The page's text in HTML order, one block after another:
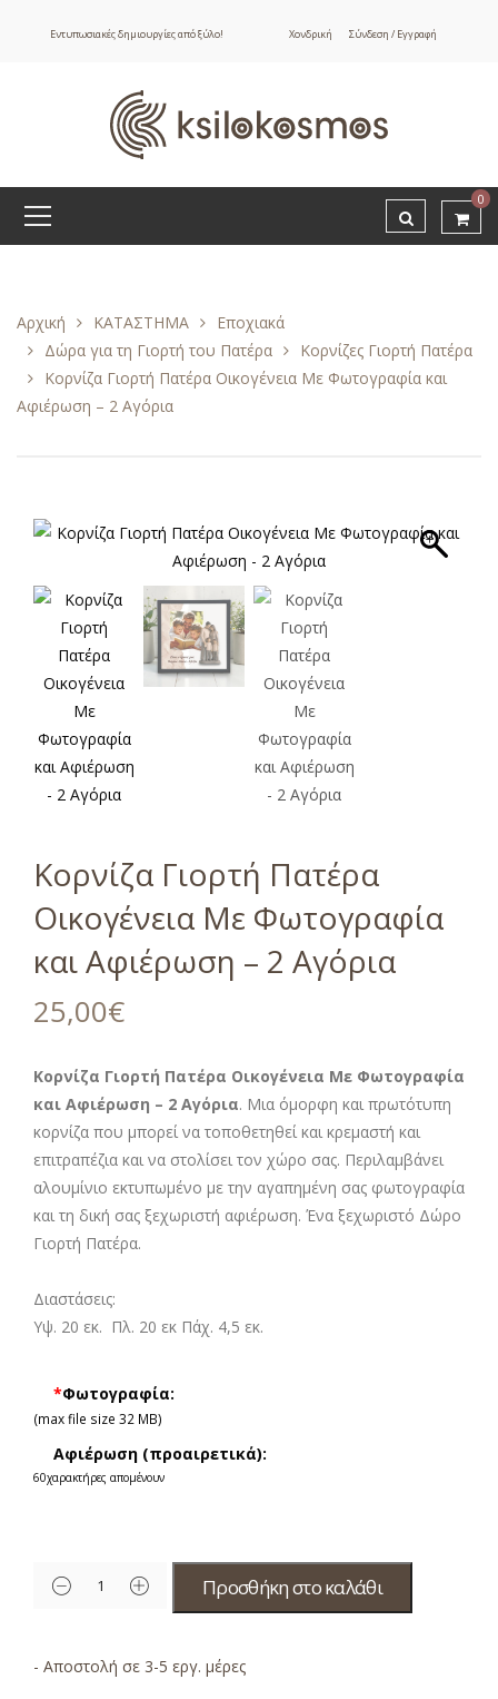
Εντυπωσιακές δημιουργίες από ξύλο! Χονδρική Σύνδεση / Εγγραφή
0
Αρχική ΚΑΤΑΣΤΗΜΑ
Εποχιακά
Δώρα για τη Γιορτή του Πατέρα
Κορνίζες Γιορτή Πατέρα
Κορνίζα Γιορτή Πατέρα Οικογένεια Με Φωτογραφία και
Αφιέρωση – 2 Αγόρια
Κορνίζα Γιορτή Πατέρα
Οικογένεια Με Φωτογραφία
και Αφιέρωση – 2 Αγόρια
25,00€
Κορνίζα Γιορτή Πατέρα Οικογένεια Με Φωτογραφία
και Αφιέρωση – 2 Αγόρια. Μια όμορφη και πρωτότυπη
κορνίζα που μπορεί να τοποθετηθεί και κρεμαστή και
επιτραπέζια και να στολίσει τον χώρο σας. Περιλαμβάνει
αλουμίνιο εκτυπωμένο με την αγαπημένη σας φωτογραφία
και τη δική σας ξεχωριστή αφιέρωση. Ένα ξεχωριστό Δώρο
Γιορτή Πατέρα.
Διαστάσεις:
Υψ. 20 εκ. Πλ. 20 εκ Πάχ. 4,5 εκ.
*Φωτογραφία:
(max file size 32 MB)
Αφιέρωση (προαιρετικά):
60χαρακτήρες απομένουν
Προσθήκη στο καλάθι
- Αποστολή σε 3-5 εργ. μέρες